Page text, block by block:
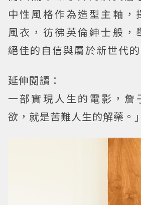
中性風格作為造型主軸，
風衣，彷彿英倫紳士般，
絕佳的自信與屬於新世代的
延伸閱讀：
一部實現人生的電影，詹
欲，就是苦難人生的解藥。」